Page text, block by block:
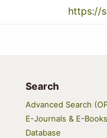
https://
Search
Advanced Search
E-Journals & E-Books
Database